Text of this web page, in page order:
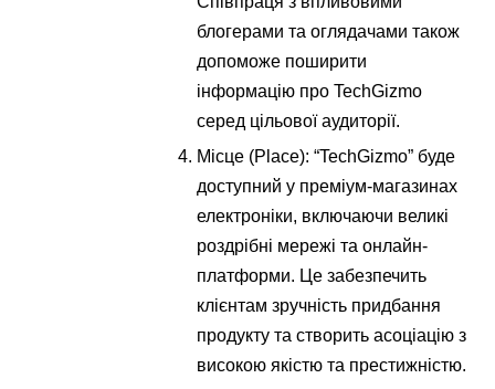
блогерами та оглядачами також
допоможе поширити
інформацію про TechGizmo
серед цільової аудиторії.
Місце (Place): “TechGizmo” буде
доступний у преміум-магазинах
електроніки, включаючи великі
роздрібні мережі та онлайн-
платформи. Це забезпечить
клієнтам зручність придбання
продукту та створить асоціацію з
високою якістю та престижністю.